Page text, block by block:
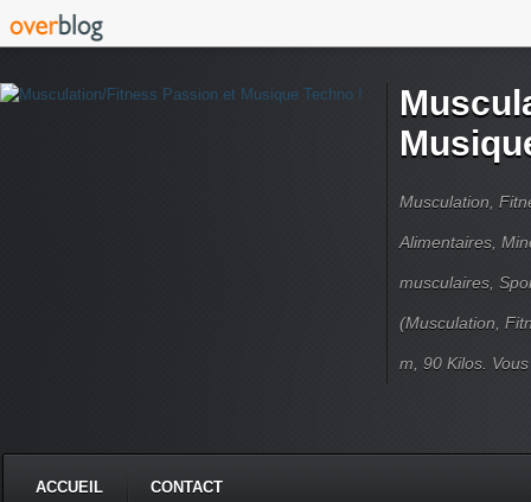
Musculation,
Alimentaires,
musculaires,
(Musculation,
m, 90 Kilos.
ACCUEIL CONTACT